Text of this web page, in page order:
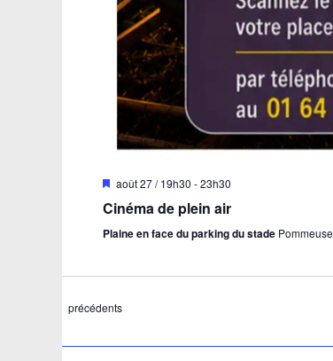
Mis
avant
août 27 / 19h30 -23h30
Cinéma de plein air
Plaine en face du parking du stade Pommeuse
Évènements
précédents